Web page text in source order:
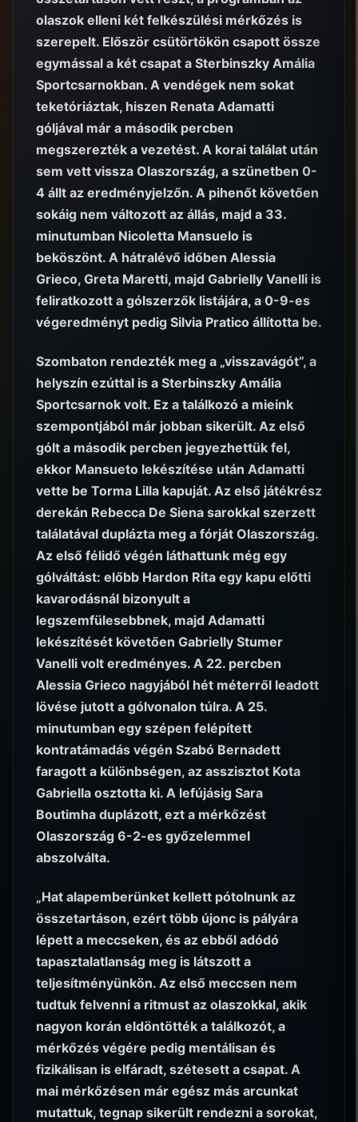
olaszok elleni két felkészülési mérkőzés is
szerepelt. Először csütörtökön csapott össze
egymással a két csapat a Sterbinszky Amália
Sportcsarnokban. A vendégek nem sokat
teketóriáztak, hiszen Renata Adamatti
góljával már a második percben
megszerezték a vezetést. A korai találat után
sem vett vissza Olaszország, a szünetben 0-
4 állt az eredményjelzőn. A pihenőt követően
sokáig nem változott az állás, majd a 33.
minutumban Nicoletta Mansuelo is
beköszönt. A hátralévő időben Alessia
Grieco, Greta Maretti, majd Gabrielly Vanelli is
feliratkozott a gólszerzők listájára, a 0-9-es
végeredményt pedig Silvia Pratico állította be.
Szombaton rendezték meg a „visszavágót”, a
helyszín ezúttal is a Sterbinszky Amália
Sportcsarnok volt. Ez a találkozó a mieink
szempontjából már jobban sikerült. Az első
gólt a második percben jegyezhettük fel,
ekkor Mansueto lekészítése után Adamatti
vette be Torma Lilla kapuját. Az első játékrész
derekán Rebecca De Siena sarokkal szerzett
találatával duplázta meg a fórját Olaszország.
Az első félidő végén láthattunk még egy
gólváltást: előbb Hardon Rita egy kapu előtti
kavarodásnál bizonyult a
legszemfülesebbnek, majd Adamatti
lekészítését követően Gabrielly Stumer
Vanelli volt eredményes. A 22. percben
Alessia Grieco nagyjából hét méterről leadott
lövése jutott a gólvonalon túlra. A 25.
minutumban egy szépen felépített
kontratámadás végén Szabó Bernadett
faragott a különbségen, az asszisztot Kota
Gabriella osztotta ki. A lefújásig Sara
Boutimha duplázott, ezt a mérkőzést
Olaszország 6-2-es győzelemmel
abszolválta.
„Hat alapemberünket kellett pótolnunk az
összetartáson, ezért több újonc is pályára
lépett a meccseken, és az ebből adódó
tapasztalatlanság meg is látszott a
teljesítményünkön. Az első meccsen nem
tudtuk felvenni a ritmust az olaszokkal, akik
nagyon korán eldöntötték a találkozót, a
mérkőzés végére pedig mentálisan és
fizikálisan is elfáradt, szétesett a csapat. A
mai mérkőzésen már egész más arcunkat
mutattuk, tegnap sikerült rendezni a sorokat,